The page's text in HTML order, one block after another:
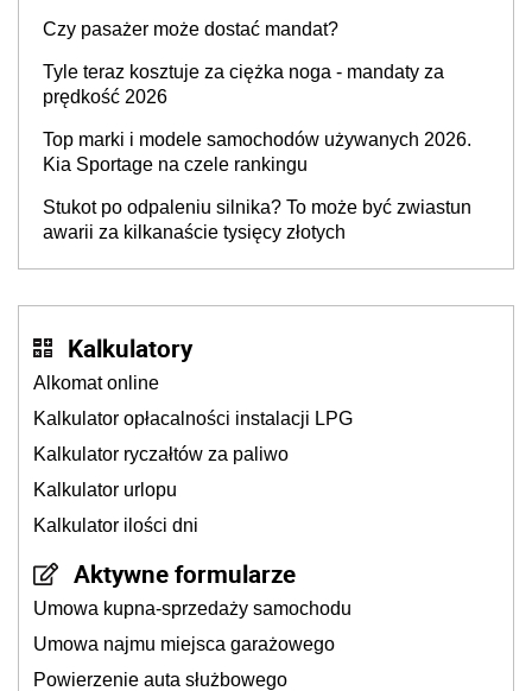
Czy pasażer może dostać mandat?
Tyle teraz kosztuje za ciężka noga - mandaty za
prędkość 2026
Top marki i modele samochodów używanych 2026.
Kia Sportage na czele rankingu
Stukot po odpaleniu silnika? To może być zwiastun
awarii za kilkanaście tysięcy złotych
Kalkulatory
Alkomat online
Kalkulator opłacalności instalacji LPG
Kalkulator ryczałtów za paliwo
Kalkulator urlopu
Kalkulator ilości dni
Aktywne formularze
Umowa kupna-sprzedaży samochodu
Umowa najmu miejsca garażowego
Powierzenie auta służbowego